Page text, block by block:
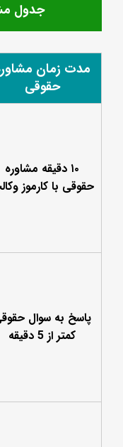
جدول
مدت زمان
حقوقی
۱۰ دقیقه مشاوره
حقوقی با کارموز
پاسخ به سوال
کمتر از 5 دقیقه